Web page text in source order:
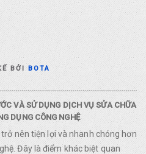
BỞIBOTA
VÀ SỬ DỤNG DỊCH VỤ SỬA CHỮA
DỤNG CÔNG NGHỆ
nên tiện lợi và nhanh chóng hơn
Đây là điểm khác biệt quan